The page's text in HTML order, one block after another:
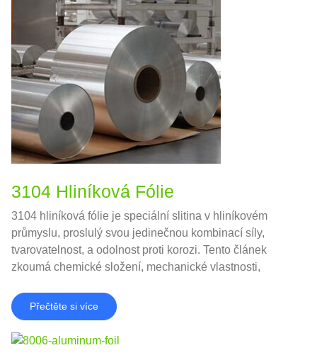
3104 Hliníková Fólie
3104 hliníková fólie je speciální slitina v hliníkovém
průmyslu, proslulý svou jedinečnou kombinací síly,
tvarovatelnost, a odolnost proti korozi. Tento článek
zkoumá chemické složení, mechanické vlastnosti,
Přečtěte si více